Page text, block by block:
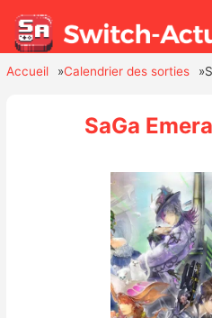
Hardware
Mises à jour
Accueil Calendrier des sorties
SaGa